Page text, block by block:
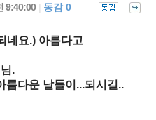
9:40:00 동감 0
네요.) 아름다고
.
름다운 날들이...되시길..